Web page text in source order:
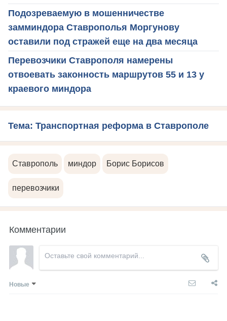
Подозреваемую в мошенничестве
замминдора Ставрополья Моргунову
оставили под стражей еще на два месяца
Перевозчики Ставрополя намерены
отвоевать законность маршрутов 55 и 13 у
краевого миндора
Тема: Транспортная реформа в Ставрополе
Ставрополь миндор Борис Борисов
перевозчики
Комментарии
Новые